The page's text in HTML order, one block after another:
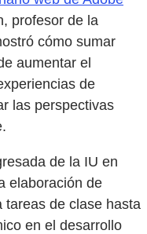
profesor de la
cómo sumar
aumentar el
de
las perspectivas
de la IU en
elaboración de
tareas de clase hasta
en el desarrollo